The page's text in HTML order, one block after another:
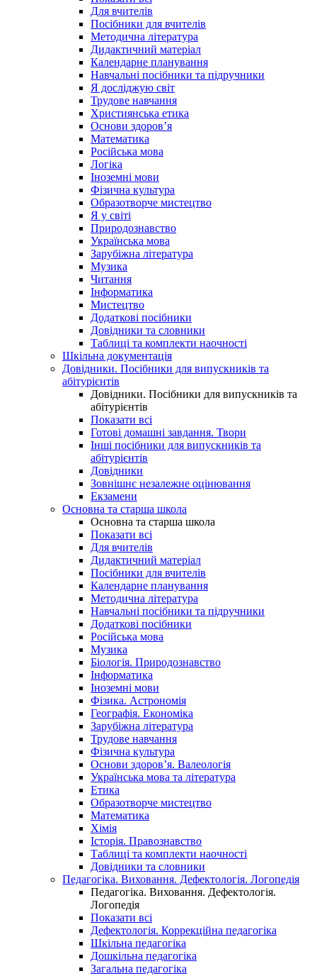
Для вчителів
Посібники для вчителів
Методична література
Дидактичний матеріал
Календарне планування
Навчальні посібники та підручники
Я досліджую світ
Трудове навчання
Християнська етика
Основи здоров’я
Математика
Російська мова
Логіка
Іноземні мови
Фізична культура
Образотворче мистецтво
Я у світі
Природознавство
Українська мова
Зарубіжна література
Музика
Читання
Інформатика
Мистецтво
Додаткові посібники
Довідники та словники
Таблиці та комплекти наочності
Шкільна документація
Довідники. Посібники для випускників та
абітурієнтів
Довідники. Посібники для випускників та
абітурієнтів
Показати всі
Готові домашні завдання. Твори
Інші посібники для випускників та
абітурієнтів
Довідники
Зовнішнє незалежне оцінювання
Екзамени
Основна та старша школа
Основна та старша школа
Показати всі
Для вчителів
Дидактичний матеріал
Посібники для вчителів
Календарне планування
Методична література
Навчальні посібники та підручники
Додаткові посібники
Російська мова
Музика
Біологія. Природознавство
Інформатика
Іноземні мови
Фізика. Астрономія
Географія. Економіка
Зарубіжна література
Трудове навчання
Фізична культура
Основи здоров’я. Валеологія
Українська мова та література
Етика
Образотворче мистецтво
Математика
Хімія
Історія. Правознавство
Таблиці та комплекти наочності
Довідники та словники
Педагогіка. Виховання. Дефектологія. Логопедія
Педагогіка. Виховання. Дефектологія.
Логопедія
Показати всі
Дефектологія. Коррекційна педагогіка
Шкільна педагогіка
Дошкільна педагогіка
Загальна педагогіка